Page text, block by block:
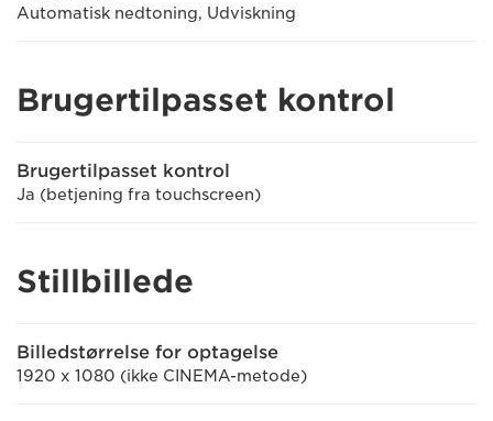
Automatisk nedtoning, Udviskning
Brugertilpasset kontrol
Brugertilpasset kontrol
Ja (betjening fra touchscreen)
Stillbillede
Billedstørrelse for optagelse
1920 x 1080 (ikke CINEMA-metode)